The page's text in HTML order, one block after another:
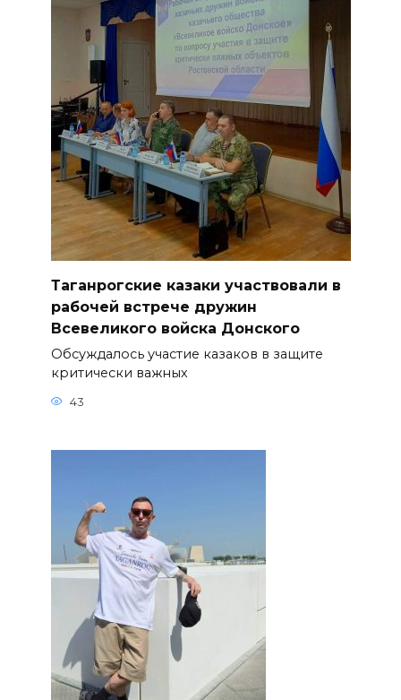
Таганрогские казаки участвовали в
рабочей встрече дружин
Всевеликого войска Донского
Обсуждалось участие казаков в защите
критически важных
43